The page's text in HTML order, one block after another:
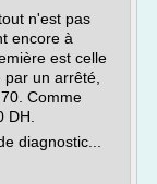
n'est pas
encore à
est celle
un arrêté,
Comme
DH.
diagnostic...